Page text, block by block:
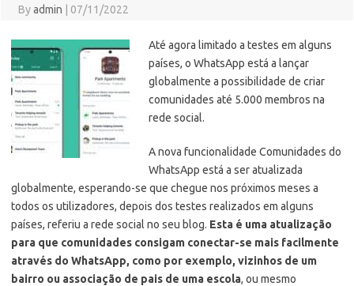
Byadmin 07/11/2022
Até agora limitado a testes em alguns
países, o WhatsApp está a lançar
globalmente a possibilidade de criar
comunidades até 5.000 membros na
rede social.
A nova funcionalidade Comunidades do
WhatsApp está a ser atualizada
globalmente, esperando-se que chegue nos próximos meses a
todos os utilizadores, depois dos testes realizados em alguns
países, referiu a rede social no seu blog. Esta é uma atualização
para que comunidades consigam conectar-se mais facilmente
através do WhatsApp, como por exemplo, vizinhos de um
bairro ou associação de pais de uma escola, ou mesmo